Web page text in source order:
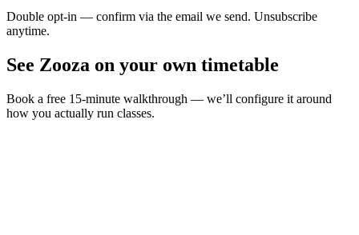
Double opt-in — confirm via the email we send. Unsubscribe
anytime.
See Zooza on your own timetable
Book a free 15-minute walkthrough — we’ll configure it around
how you actually run classes.